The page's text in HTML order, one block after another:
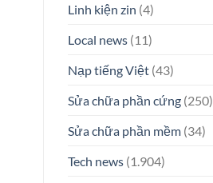
Linh kiện zin (4)
Local news(11)
Nạp tiếng Việt(43)
Sửa chữa phần cứng(250)
Sửa chữa phần mềm(34)
Tech news(1.904)